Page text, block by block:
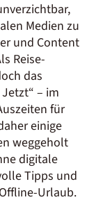
Medien zu
und Content
Reise-
das
– im
für
einige
weggeholt
digitale
Tipps und
Urlaub.